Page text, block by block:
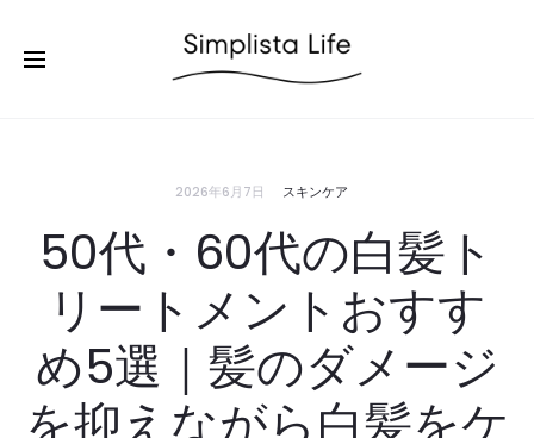
2026年6月7日 スキンケア
50代・60代の白髪ト
リートメントおすす
め5選｜髪のダメージ
を抑えながら白髪をケ